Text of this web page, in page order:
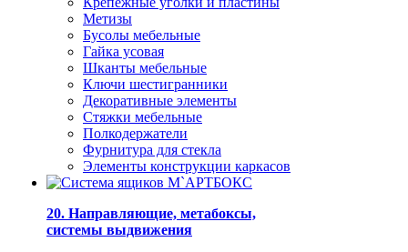
Метизы
Бусолы мебельные
Гайка усовая
Шканты мебельные
Ключи шестигранники
Декоративные элементы
Стяжки мебельные
Полкодержатели
Фурнитура для стекла
Элементы конструкции каркасов
20. Направляющие, метабоксы,
системы выдвижения